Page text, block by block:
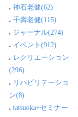
神石老健(62)
千壽老健(115)
ジャーナル(274)
イベント(912)
レクリエーション
(296)
リハビリテーショ
ン(8)
tatsuoka+セミナー